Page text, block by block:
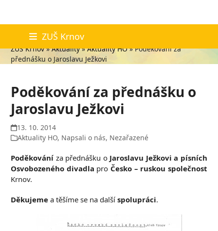
content
ZUŠ Krnov
Aktuality
ZUŠ Krnov»Aktuality»Aktuality HO»Poděkování za
přednášku o Jaroslavu Ježkovi
Poděkování za přednášku o
Jaroslavu Ježkovi
13. 10. 2014
Aktuality HO, Napsali o nás, Nezařazené
Poděkování za přednášku o Jaroslavu Ježkovi a písních
Osvobozeného divadla pro Česko – ruskou společnost
Krnov.
Děkujeme a těšíme se na dalšíspolupráci.